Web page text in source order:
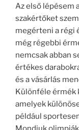
Az első lépésem
szakértőket
megérteni a régi
még régebbi
nemcsak abban
értékes
és a vásárlás
Különféle érmék
amelyek
például